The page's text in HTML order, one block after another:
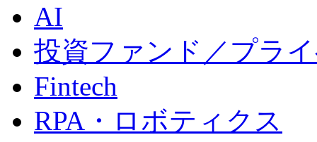
AI
投資ファンド／プラ
Fintech
RPA・ロボティクス